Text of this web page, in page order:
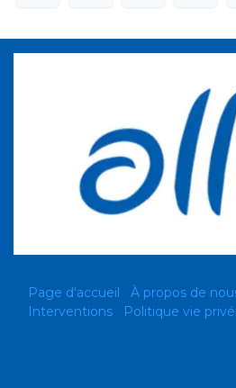
Page d'accueil À propos de
Interventions
Politique vie